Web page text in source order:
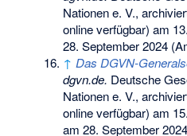
Nationen e. V.,
online verfügbar) am
28. September 2024
↑ Das DGVN-
dgvn.de. Deutsche
Nationen e. V.,
online verfügbar) am
am 28. September 2024